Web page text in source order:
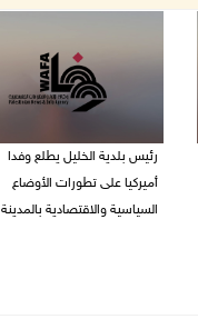
رئيس بلدية الخليل يطلع وفدا
أميركيا على تطورات الأوضاع
السياسية والاقتصادية بالمدينة